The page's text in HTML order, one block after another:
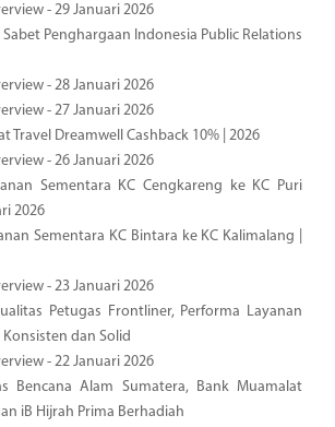
- 29 Januari 2026
Penghargaan Indonesia Public Relations
- 28 Januari 2026
- 27 Januari 2026
Travel Dreamwell Cashback 10% | 2026
- 26 Januari 2026
Sementara KC Cengkareng ke KC Puri
2026
Sementara KC Bintara ke KC Kalimalang |
- 23 Januari 2026
Petugas Frontliner, Performa Layanan
dan Solid
- 22 Januari 2026
Bencana Alam Sumatera, Bank Muamalat
iB Hijrah Prima Berhadiah